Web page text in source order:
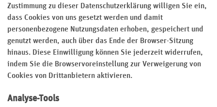
Zustimmung zu dieser Datenschutzerklärung willigen Sie ein,
dass Cookies von uns gesetzt werden und damit
personenbezogene Nutzungsdaten erhoben, gespeichert und
genutzt werden, auch über das Ende der Browser-Sitzung
hinaus. Diese Einwilligung können Sie jederzeit widerrufen,
indem Sie die Browservoreinstellung zur Verweigerung von
Cookies von Drittanbietern aktivieren.
Analyse-Tools